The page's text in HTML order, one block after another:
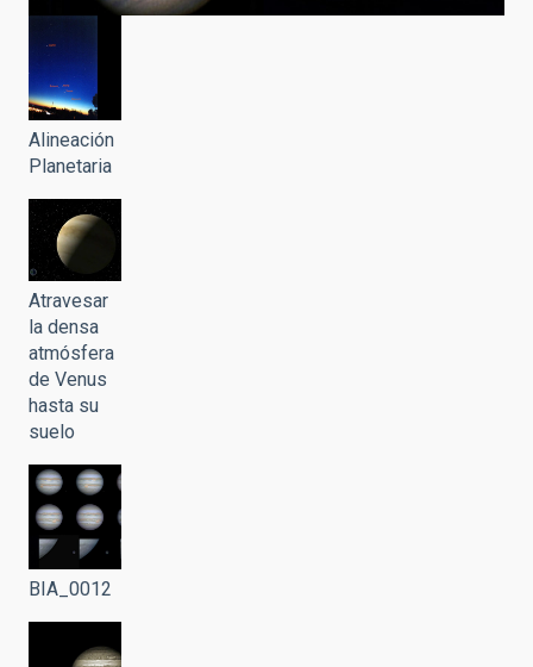
Alineación
Planetaria
Atravesar
la densa
atmósfera
de Venus
hasta su
suelo
BIA_0012